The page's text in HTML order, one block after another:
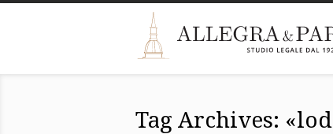
Tag Archives: